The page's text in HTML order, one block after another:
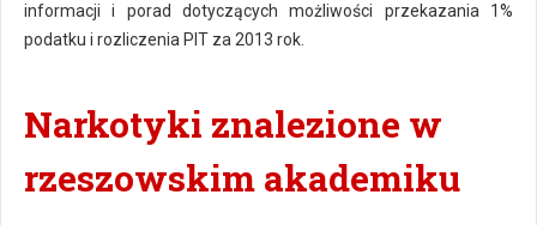
informacji i porad dotyczących możliwości przekazania 1%
podatku i rozliczenia PIT za 2013 rok.
Narkotyki znalezione w
rzeszowskim akademiku